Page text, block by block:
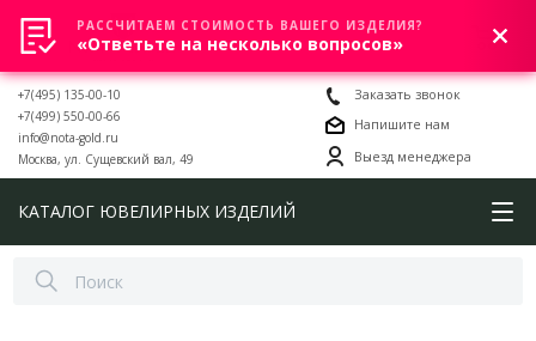
0
+7(495) 135-00-10
+7(499) 550-00-66
info@nota-gold.ru
Москва, ул. Сущевский вал, 49
Заказать звонок
Напишите нам
Выезд менеджера
КАТАЛОГ ЮВЕЛИРНЫХ ИЗДЕЛИЙ
РАССЧИТАЕМ СТОИМОСТЬ ВАШЕГО ИЗДЕЛИЯ?
«Ответьте на несколько вопросов»